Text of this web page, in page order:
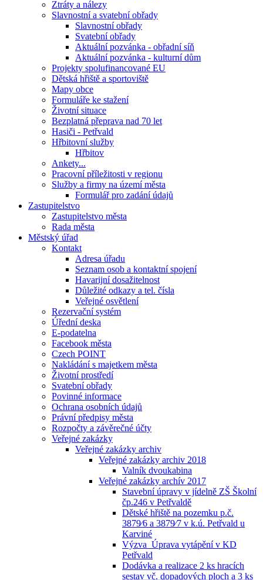
Ztráty a nálezy
Slavnostní a svatební obřady
Slavnostní obřady
Svatební obřady
Aktuální pozvánka - obřadní síň
Aktuální pozvánka - kulturní dům
Projekty spolufinancované EU
Dětská hřiště a sportoviště
Mapy obce
Formuláře ke stažení
Životní situace
Bezplatná přeprava nad 70 let
Hasiči - Petřvald
Hřbitovní služby
Hřbitov
Ankety...
Pracovní příležitosti v regionu
Služby a firmy na území města
Formulář pro zadání údajů
Zastupitelstvo
Zastupitelstvo města
Rada města
Městský úřad
Kontakt
Adresa úřadu
Seznam osob a kontaktní spojení
Havarijní dosažitelnost
Důležité odkazy a tel. čísla
Veřejné osvětlení
Rezervační systém
Úřední deska
E-podatelna
Facebook města
Czech POINT
Nakládání s majetkem města
Životní prostředí
Svatební obřady
Povinné informace
Ochrana osobních údajů
Právní předpisy města
Rozpočty a závěrečné účty
Veřejné zakázky
Veřejné zakázky archiv
Veřejné zakázky archiv 2018
Valník dvoukabina
Veřejné zakázky archív 2017
Stavební úpravy v jídelně ZŠ Školní
čp.246 v Petřvaldě
Dětské hřiště na pozemku p.č.
3879⁄6 a 3879⁄7 v k.ú. Petřvald u
Karviné
Výzva_Úprava vytápění v KD
Petřvald
Dodávka a realizace 2 ks hracích
sestav vč. dopadových ploch a 3 ks